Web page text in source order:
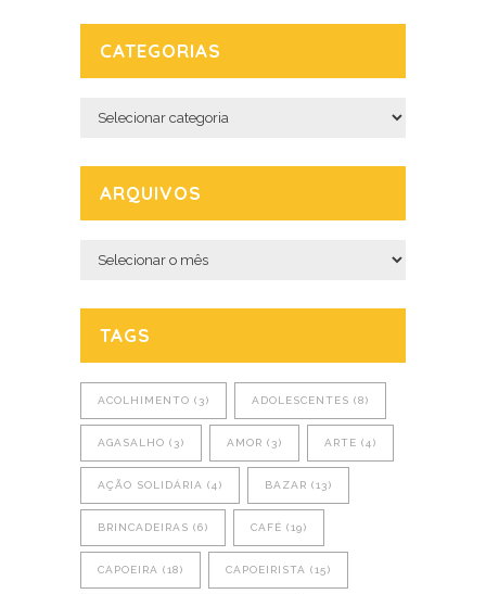
CATEGORIAS
Categorias
ARQUIVOS
Arquivos
TAGS
ACOLHIMENTO (3) ADOLESCENTES (8)
AGASALHO (3) AMOR (3) ARTE (4)
AÇÃO SOLIDÁRIA (4) BAZAR (13)
BRINCADEIRAS (6) CAFÉ (19)
CAPOEIRA (18) CAPOEIRISTA (15)